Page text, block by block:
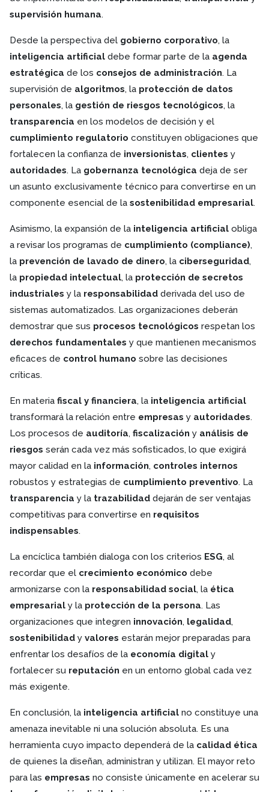
supervisión humana.
Desde la perspectiva del gobierno corporativo, la
inteligencia artificial debe formar parte de la agenda
estratégica de los consejos de administración. La
supervisión de algoritmos, la protección de datos
personales, la gestión de riesgos tecnológicos, la
transparencia en los modelos de decisión y el
cumplimiento regulatorio constituyen obligaciones que
fortalecen la confianza de inversionistas, clientes y
autoridades. La gobernanza tecnológica deja de ser
un asunto exclusivamente técnico para convertirse en un
componente esencial de la sostenibilidad empresarial.
Asimismo, la expansión de la inteligencia artificial obliga
a revisar los programas de cumplimiento (compliance),
la prevención de lavado de dinero, la ciberseguridad,
la propiedad intelectual, la protección de secretos
industriales y la responsabilidad derivada del uso de
sistemas automatizados. Las organizaciones deberán
demostrar que sus procesos tecnológicos respetan los
derechos fundamentales y que mantienen mecanismos
eficaces de control humano sobre las decisiones
críticas.
En materia fiscal y financiera, la inteligencia artificial
transformará la relación entre empresas y autoridades.
Los procesos de auditoría, fiscalización y análisis de
riesgos serán cada vez más sofisticados, lo que exigirá
mayor calidad en la información, controles internos
robustos y estrategias de cumplimiento preventivo. La
transparencia y la trazabilidad dejarán de ser ventajas
competitivas para convertirse en requisitos
indispensables.
La encíclica también dialoga con los criterios ESG, al
recordar que el crecimiento económico debe
armonizarse con la responsabilidad social, la ética
empresarial y la protección de la persona. Las
organizaciones que integren innovación, legalidad,
sostenibilidad y valores estarán mejor preparadas para
enfrentar los desafíos de la economía digital y
fortalecer su reputación en un entorno global cada vez
más exigente.
En conclusión, la inteligencia artificial no constituye una
amenaza inevitable ni una solución absoluta. Es una
herramienta cuyo impacto dependerá de la calidad ética
de quienes la diseñan, administran y utilizan. El mayor reto
para las empresas no consiste únicamente en acelerar su